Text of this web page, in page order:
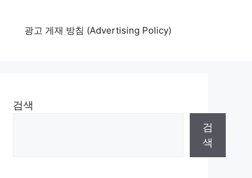
광고 게재 방침 (Advertising Policy)
검색
검
색